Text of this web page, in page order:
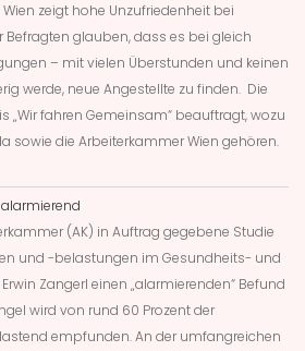
zeigt hohe Unzufriedenheit bei
Befragten glauben, dass es bei gleich
– mit vielen Überstunden und keinen
werde, neue Angestellte zu finden. Die
„Wir fahren Gemeinsam“ beauftragt, wozu
sowie die Arbeiterkammer Wien gehören.
(AK) in Auftrag gegebene Studie
und -belastungen im Gesundheits- und
Zangerl einen „alarmierenden“ Befund
wird von rund 60 Prozent der
empfunden. An der umfangreichen